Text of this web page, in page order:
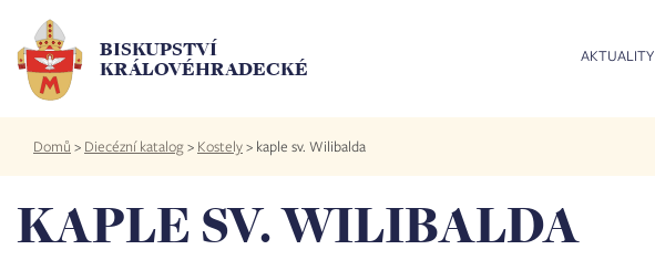
hlavnímu
obsahu
BISKUPSTVÍ
KRÁLOVÉHRADECKÉ
AKTUALITY
Drobečková
navigace
Domů > Diecézní katalog> Kostely> kaple sv. Wilibalda
KAPLE SV. WILIBALDA